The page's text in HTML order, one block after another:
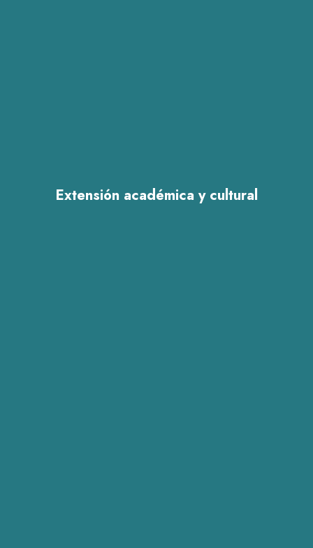
Extensión académica y cultural